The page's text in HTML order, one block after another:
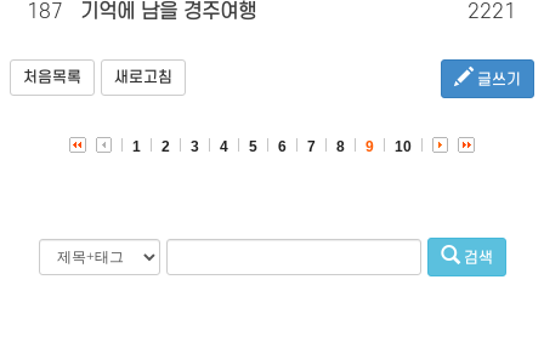
187 기억에 남을 경주여행 2221
처음목록 새로고침 글쓰기
1 2 3 4 5 6 7 8 9 10
검색